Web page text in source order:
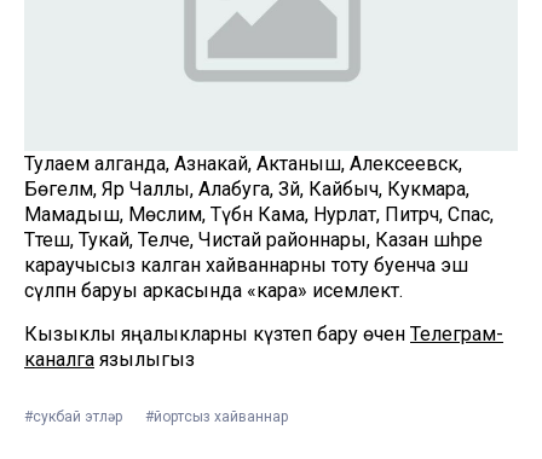
Тулаем алганда, Азнакай, Актаныш, Алексеевск,
Бөгелмә, Яр Чаллы, Алабуга, Зәй, Кайбыч, Кукмара,
Мамадыш, Мөслим, Түбән Кама, Нурлат, Питрәч, Спас,
Тәтеш, Тукай, Теләче, Чистай районнары, Казан шәһәре
караучысыз калган хайваннарны тоту буенча эш
сүлпән баруы аркасында «кара» исемлектә.
Кызыклы яңалыкларны күзәтеп бару өчен Телеграм-
каналга язылыгыз
#сукбай этләр #йортсыз хайваннар